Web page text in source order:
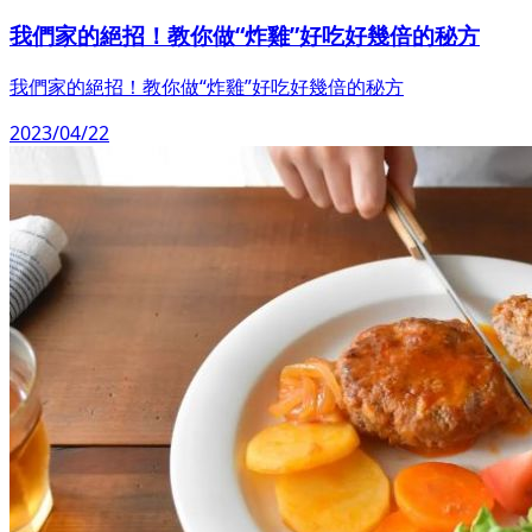
我們家的絕招！教你做“炸雞”好吃好幾倍的秘方
我們家的絕招！教你做“炸雞”好吃好幾倍的秘方
2023/04/22